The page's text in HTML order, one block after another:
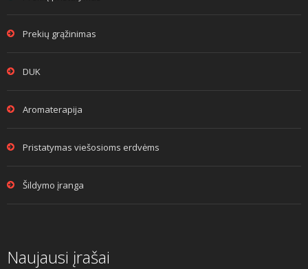
Prekių grąžinimas
DUK
Aromaterapija
Pristatymas viešosioms erdvėms
Šildymo įranga
Naujausi įrašai